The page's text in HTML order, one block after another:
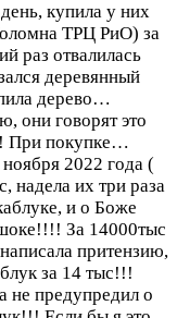
купила у них
ТРЦ РиО) за
раз отвалилась
деревянный
дерево…
они говорят это
При покупке…
2022 года (
надела их три раза
и о Боже
За 14000тыс
притензию,
за 14 тыс!!!
не предупредил о